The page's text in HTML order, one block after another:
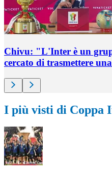
Chivu: "L'Inter è un
cercato di trasmettere
I più visti di Coppa